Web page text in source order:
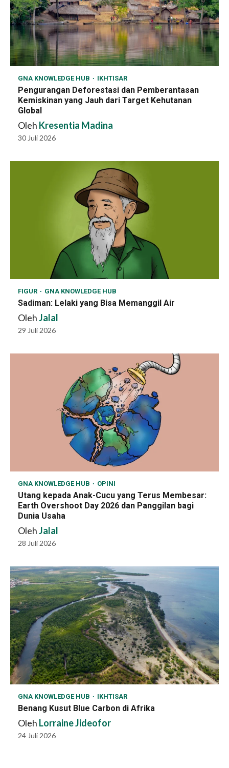
GNA KNOWLEDGE HUB IKHTISAR
Pengurangan Deforestasi dan Pemberantasan
Kemiskinan yang Jauh dari Target Kehutanan
Global
Oleh Kresentia Madina
30 Juli 2026
FIGUR GNA KNOWLEDGE HUB
Sadiman: Lelaki yang Bisa Memanggil Air
OlehJalal
29 Juli 2026
GNA KNOWLEDGE HUB OPINI
Utang kepada Anak-Cucu yang Terus Membesar:
Earth Overshoot Day 2026 dan Panggilan bagi
Dunia Usaha
OlehJalal
28 Juli 2026
GNA KNOWLEDGE HUB IKHTISAR
Benang Kusut Blue Carbon di Afrika
Oleh Lorraine Jideofor
24 Juli 2026